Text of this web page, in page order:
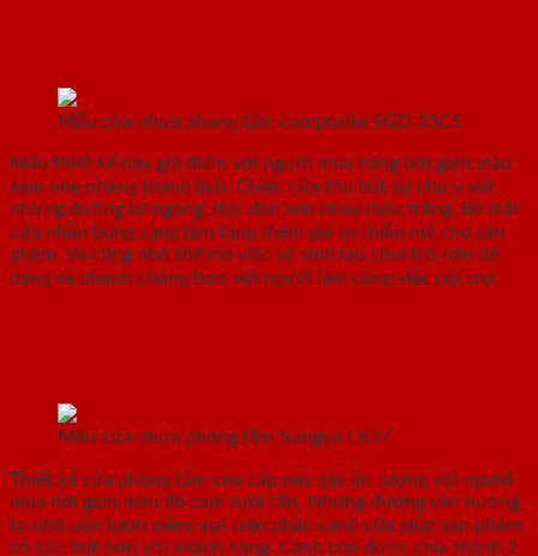
Mẫu cửa nhựa phòng tắm composite SGD 33CS
Mẫu thiết kế này ghi điểm với người mua hàng bởi gam màu
xám nhẹ nhàng thanh lịch. Chiếc cửa thu hút sự chú ý với
những đường kẻ ngang, dọc đan xen nhau màu trắng. Bề mặt
cửa nhẵn bóng càng làm tăng thêm giá trị thẩm mỹ cho sản
phẩm. Và cũng nhờ thế mà việc vệ sinh lau chùi trở nên dễ
dàng và nhanh chóng hơn với người làm công việc nội trợ.
Mẫu cửa nhựa phòng tắm Sungyu LX37
Thiết kế cửa phòng tắm cao cấp này gây ấn tượng với người
mua bởi gam màu đỏ cam tươi tắn. Những đường vân hương
to nhỏ uốn lượn mềm mại trên phần cánh cửa giúp sản phẩm
có sức hút hơn với khách hàng. Cánh cửa được chia thành 2